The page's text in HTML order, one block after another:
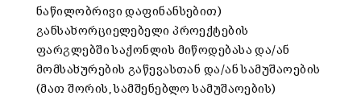
ნაწილობრივი დაფინანსებით)
განსახორციელებელი პროექტების
ფარგლებში საქონლის მიწოდებასა და/ან
მომსახურების გაწევასთან და/ან სამუშაოების
(მათ შორის, სამშენებლო სამუშაოების)